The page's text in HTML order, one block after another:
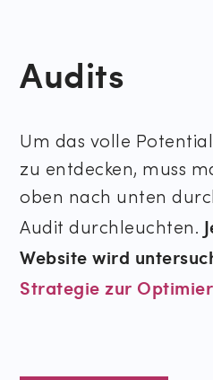
Audits
Um das volle
zu entdecken, muss
oben nach unten
Audit durchleuchten.
Website wird
Strategie zur